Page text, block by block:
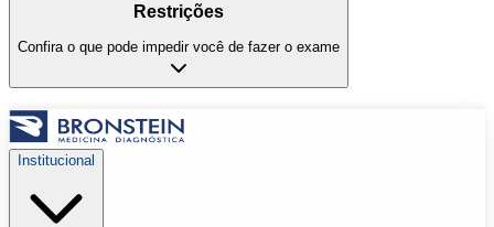
Restrições
Confira o que pode impedir você de fazer o exame
Institucional